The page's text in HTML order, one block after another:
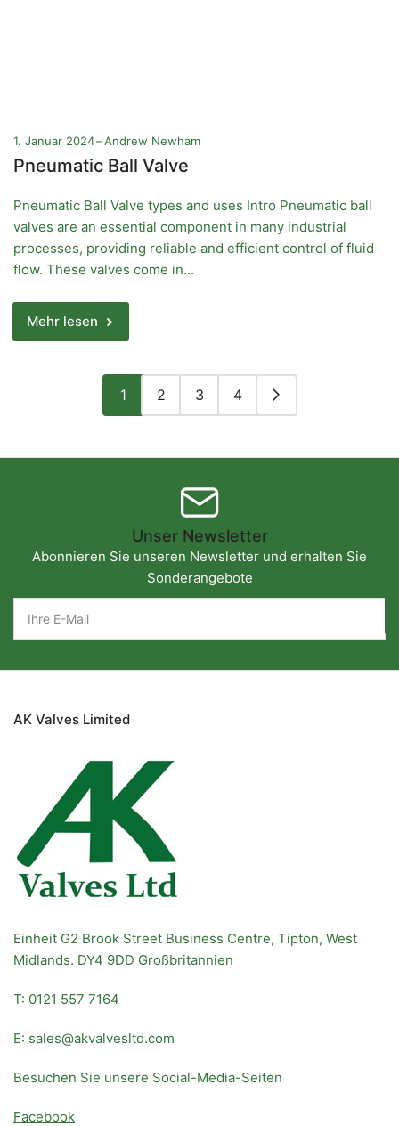
1. Januar 2024 Andrew Newham
Pneumatic Ball Valve
Pneumatic Ball Valve types and uses Intro Pneumatic ball
valves are an essential component in many industrial
processes, providing reliable and efficient control of fluid
flow. These valves come in...
Mehr lesen
1 2 3 4
Unser Newsletter
Abonnieren Sie unseren Newsletter und erhalten Sie
Sonderangebote
Mail
AK Valves Limited
Einheit G2 Brook Street Business Centre, Tipton, West
Midlands. DY4 9DD Großbritannien
T: 0121 557 7164
E: sales@akvalvesltd.com
Besuchen Sie unsere Social-Media-Seiten
Facebook